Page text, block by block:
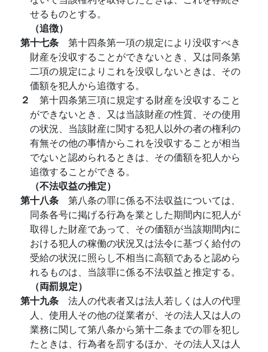
せるものとする。
（追徴）
第十七条 第十四条第一項の規定により没収すべき
財産を没収することができないとき、又は同条第
二項の規定によりこれを没収しないときは、その
価額を犯人から追徴する。
２ 第十四条第三項に規定する財産を没収すること
ができないとき、又は当該財産の性質、その使用
の状況、当該財産に関する犯人以外の者の権利の
有無その他の事情からこれを没収することが相当
でないと認められるときは、その価額を犯人から
追徴することができる。
（不法収益の推定）
第十八条 第八条の罪に係る不法収益については、
同条各号に掲げる行為を業とした期間内に犯人が
取得した財産であって、その価額が当該期間内に
おける犯人の稼働の状況又は法令に基づく給付の
受給の状況に照らし不相当に高額であると認めら
れるものは、当該罪に係る不法収益と推定する。
（両罰規定）
第十九条 法人の代表者又は法人若しくは人の代理
人、使用人その他の従業者が、その法人又は人の
業務に関して第八条から第十二条までの罪を犯し
たときは、行為者を罰するほか、その法人又は人